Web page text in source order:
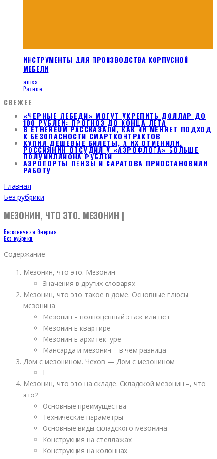
ИНСТРУМЕНТЫ ДЛЯ ПРОИЗВОДСТВА КОРПУСНОЙ
МЕБЕЛИ
anisa
Разное
СВЕЖЕЕ
«ЧЕРНЫЕ ЛЕБЕДИ» МОГУТ УКРЕПИТЬ ДОЛЛАР ДО
100 РУБЛЕЙ: ПРОГНОЗ ДО КОНЦА ЛЕТА
В ETHEREUM РАССКАЗАЛИ, КАК ИИ МЕНЯЕТ ПОДХОД
К БЕЗОПАСНОСТИ СМАРТКОНТРАКТОВ
КУПИЛ ДЕШЕВЫЕ БИЛЕТЫ, А ИХ ОТМЕНИЛИ.
РОССИЯНИН ОТСУДИЛ У «АЭРОФЛОТА» БОЛЬШЕ
ПОЛУМИЛЛИОНА РУБЛЕЙ
АЭРОПОРТЫ ПЕНЗЫ И САРАТОВА ПРИОСТАНОВИЛИ
РАБОТУ
Главная
Без рубрики
МЕЗОНИН, ЧТО ЭТО. МЕЗОНИН |
Бесконечная Энергия
Без рубрики
Содержание
Мезонин, что это. Мезонин
Значения в других словарях
Мезонин, что это такое в доме. Основные плюсы
мезонина
Мезонин – полноценный этаж или нет
Мезонин в квартире
Мезонин в архитектуре
Мансарда и мезонин – в чем разница
Дом с мезонином. Чехов — Дом с мезонином
I
Мезонин, что это на складе. Складской мезонин –, что
это?
Основные преимущества
Технические параметры
Основные виды складского мезонина
Конструкция на стеллажах
Конструкция на колоннах